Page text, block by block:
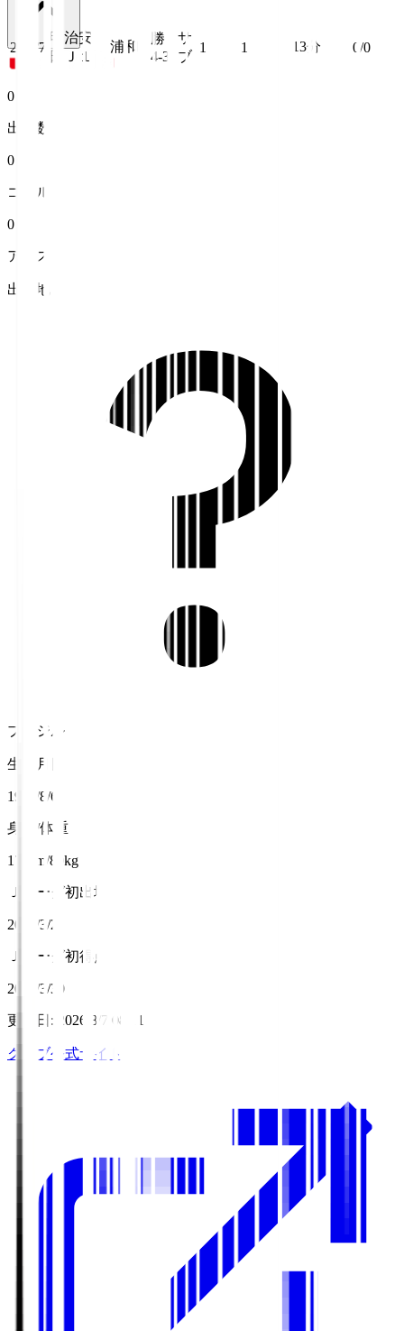
26/8/7
明治安
田Ｊ１
浦和
勝
4-3
サ
ブ
1 1 13分 0/0
0
出場数
0
ゴール
0
アシスト
出身地
ブラジル
生年月日
1997/8/6
身長/体重
175cm/80kg
Ｊリーグ初出場
2024/3/2
Ｊリーグ初得点
2024/3/30
更新日 : 2026/8/7 08:11
クラブ公式サイト